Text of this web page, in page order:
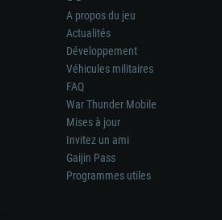
A propos du jeu
Actualités
Développement
Véhicules militaires
FAQ
War Thunder Mobile
Mises à jour
Invitez un ami
Gaijin Pass
Programmes utiles